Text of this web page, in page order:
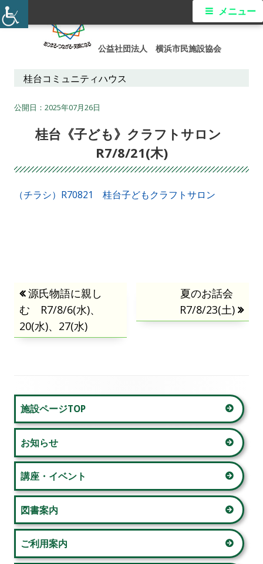
コ
ン
公益社団法人 横浜市民施設協会
メ
ニ
メニュー
桂台コミュニティハウス
2025年07月26日
桂台《子ども》クラフトサロン
R7/8/21(木)
（チラシ）R70821 桂台子どもクラフトサロン
投
稿
ゲ
ー
シ
ョ
ン
前
の
記
事:
源氏物語に親し
む R7/8/6(水)、
20(水)、27(水)
次
の
記
夏のお話会
R7/8/23(土)
メ
イ
ン
サ
イ
ド
バ
施設ページTOP
お知らせ
講座・イベント
図書案内
ご利用案内